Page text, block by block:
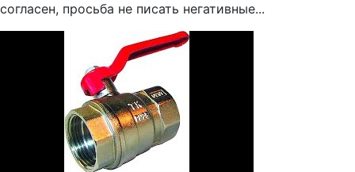
согласен, просьба не писать негативные...